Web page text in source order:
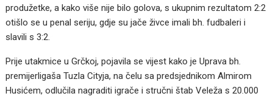
produžetke, a kako više nije bilo golova, s ukupnim rezultatom 2:2
otišlo se u penal seriju, gdje su jače živce imali bh. fudbaleri i
slavili s 3:2.
Prije utakmice u Grčkoj, pojavila se vijest kako je Uprava bh.
premijerligaša Tuzla Cityja, na čelu sa predsjednikom Almirom
Husićem, odlučila nagraditi igrače i stručni štab Veleža s 20.000